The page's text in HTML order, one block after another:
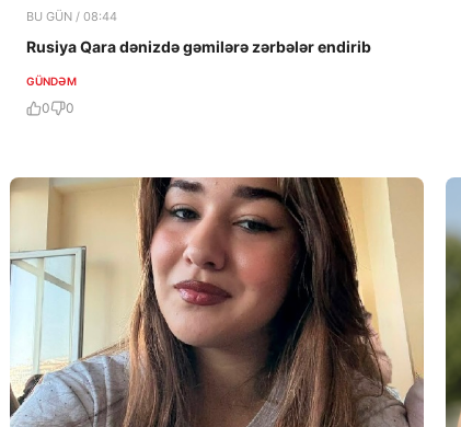
BU GÜN / 08:44
Rusiya Qara dənizdə gəmilərə zərbələr endirib
GÜNDƏM
0 0